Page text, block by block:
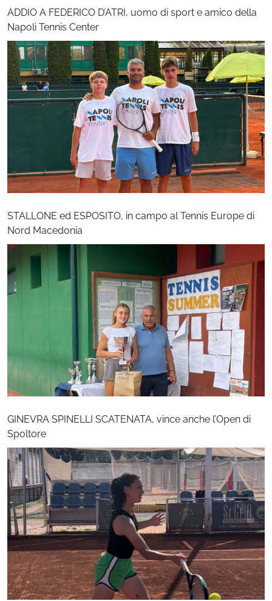
ADDIO A FEDERICO D’ATRI, uomo di sport e amico della
Napoli Tennis Center
STALLONE ed ESPOSITO, in campo al Tennis Europe di
Nord Macedonia
GINEVRA SPINELLI SCATENATA, vince anche l’Open di
Spoltore